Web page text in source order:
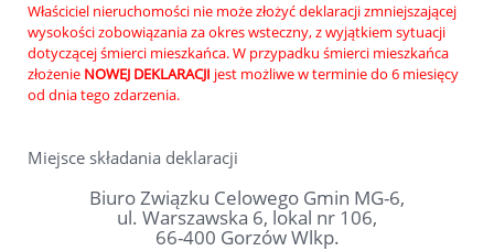
Właściciel nieruchomości nie może złożyć deklaracji zmniejszającej
wysokości zobowiązania za okres wsteczny, z wyjątkiem sytuacji
dotyczącej śmierci mieszkańca. W przypadku śmierci mieszkańca
złożenie NOWEJ DEKLARACJI jest możliwe w terminie do 6 miesięcy
od dnia tego zdarzenia.
Miejsce składania deklaracji
Biuro Związku Celowego Gmin MG-6,
ul. Warszawska 6, lokal nr 106,
66-400 Gorzów Wlkp.